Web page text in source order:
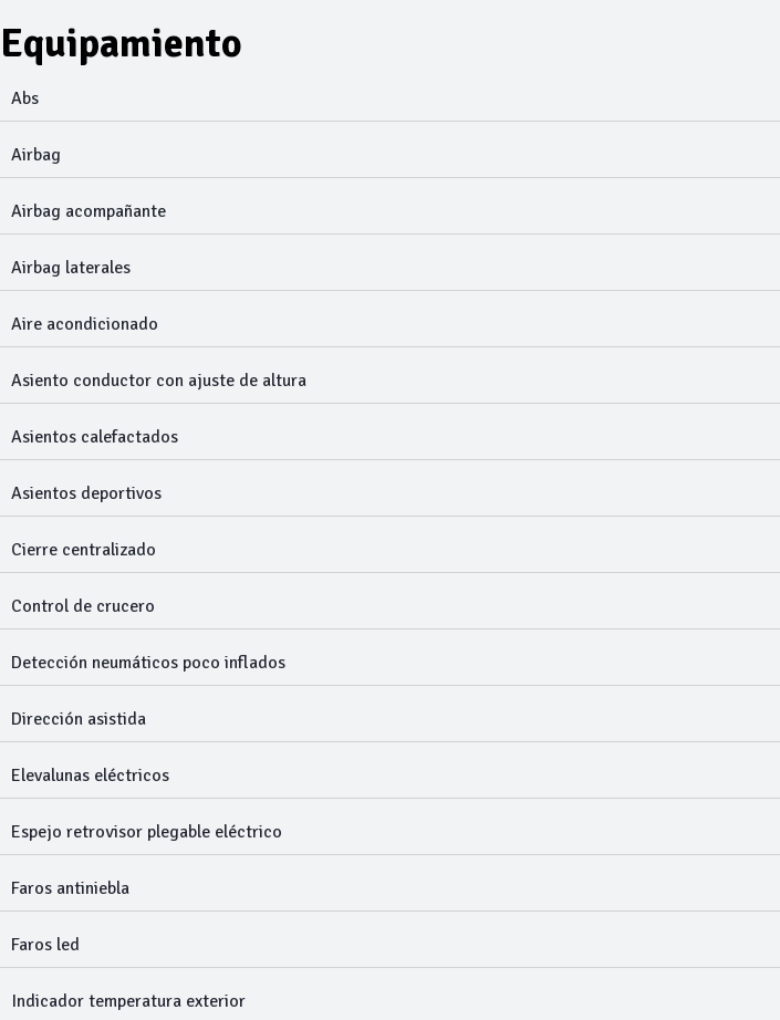
Equipamiento
Abs
Airbag
Airbag acompañante
Airbag laterales
Aire acondicionado
Asiento conductor con ajuste de altura
Asientos calefactados
Asientos deportivos
Cierre centralizado
Control de crucero
Detección neumáticos poco inflados
Dirección asistida
Elevalunas eléctricos
Espejo retrovisor plegable eléctrico
Faros antiniebla
Faros led
Indicador temperatura exterior